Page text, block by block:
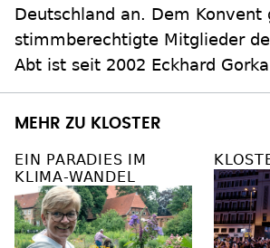
Deutschland an. Dem Konvent
stimmberechtigte Mitglieder
Abt ist seit 2002 Eckhard
MEHR ZU KLOSTER
EIN PARADIES IM
KLIMA-WANDEL